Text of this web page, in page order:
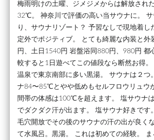
梅雨明けの土曜、ジメジメからは解放され
32℃。 神奈川で評価の高い当サウナに。 サ
り、サウナリゾート？ 予習なしで現地着し
定外でポジティブ。 とても綺麗な内装と外
円、土日1540円 岩盤浴同880円、980円 都
較すると1日遊べてこの値段なら断然お得
温泉で東京南部に多い黒湯。 サウナは２つ
ナ84〜85℃とやや低めもセルフロウリュウ
間帯の体感は100℃を超えます。 塩サウナ
でダクダク汗が出ます。 塩サウナ好きです
毛穴開放でその後のサウナの汗の出が良く
て水風呂。黒湯。 これは初めての経験。